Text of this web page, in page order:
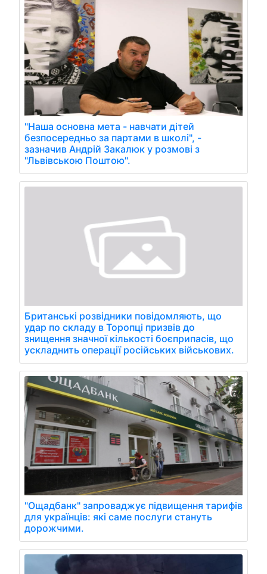
"Наша основна мета - навчати дітей
безпосередньо за партами в школі", -
зазначив Андрій Закалюк у розмові з
"Львівською Поштою".
Британські розвідники повідомляють, що
удар по складу в Торопці призвів до
знищення значної кількості боєприпасів, що
ускладнить операції російських військових.
"Ощадбанк" запроваджує підвищення тарифів
для українців: які саме послуги стануть
дорожчими.